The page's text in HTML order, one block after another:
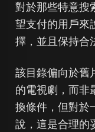
對於那些特意搜
望支付的用戶來
擇，並且保持合
該目錄偏向於舊
的電視劇，而非
換條件，但對於
說，這是合理的